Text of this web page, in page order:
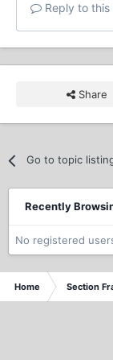
Reply to
Share
Go to topic
Recently
No registered
Home Section